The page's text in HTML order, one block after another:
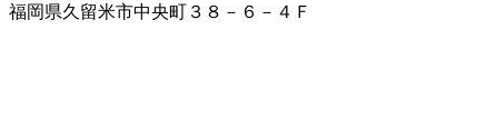
福岡県久留米市中央町３８－６－４Ｆ